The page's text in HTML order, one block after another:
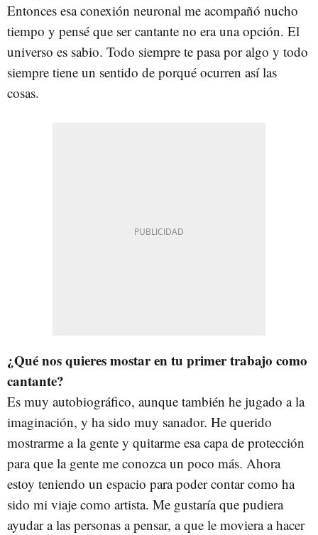
Entonces esa conexión neuronal me acompañó nucho
tiempo y pensé que ser cantante no era una opción. El
universo es sabio. Todo siempre te pasa por algo y todo
siempre tiene un sentido de porqué ocurren así las
cosas.
¿Qué nos quieres mostar en tu primer trabajo como
cantante?
Es muy autobiográfico, aunque también he jugado a la
imaginación, y ha sido muy sanador. He querido
mostrarme a la gente y quitarme esa capa de protección
para que la gente me conozca un poco más. Ahora
estoy teniendo un espacio para poder contar como ha
sido mi viaje como artista. Me gustaría que pudiera
ayudar a las personas a pensar, a que le moviera a hacer